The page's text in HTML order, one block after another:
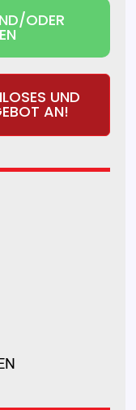
ODER
UND
AN!